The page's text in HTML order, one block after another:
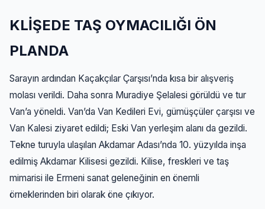
KLİŞEDE TAŞ OYMACILIĞI ÖN
PLANDA
Sarayın ardından Kaçakçılar Çarşısı’nda kısa bir alışveriş
molası verildi. Daha sonra Muradiye Şelalesi görüldü ve tur
Van’a yöneldi. Van’da Van Kedileri Evi, gümüşçüler çarşısı ve
Van Kalesi ziyaret edildi; Eski Van yerleşim alanı da gezildi.
Tekne turuyla ulaşılan Akdamar Adası’nda 10. yüzyılda inşa
edilmiş Akdamar Kilisesi gezildi. Kilise, freskleri ve taş
mimarisi ile Ermeni sanat geleneğinin en önemli
örneklerinden biri olarak öne çıkıyor.